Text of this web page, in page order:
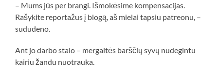
– Mums jūs per brangi. Išmokėsime kompensacijas.
Rašykite reportažus į blogą, aš mielai tapsiu patreonu, –
sududeno.
Ant jo darbo stalo – mergaitės barščių syvų nudegintu
kairiu žandu nuotrauka.